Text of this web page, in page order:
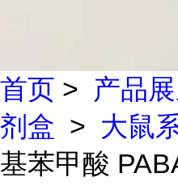
首页 > 产品
剂盒 > 大鼠
基苯甲酸